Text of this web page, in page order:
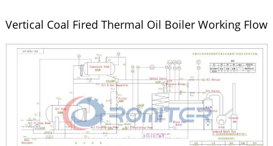
Vertical Coal Fired Thermal Oil Boiler Working Flow